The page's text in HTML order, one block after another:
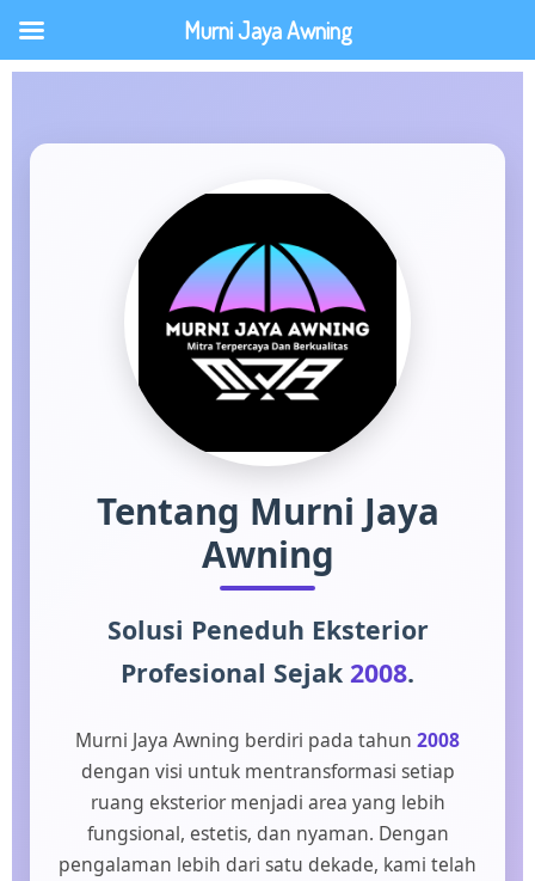
ke
konten
Tentang Murni Jaya
Awning
Solusi Peneduh Eksterior
Profesional Sejak 2008.
Murni Jaya Awning berdiri pada tahun 2008
dengan visi untuk mentransformasi setiap
ruang eksterior menjadi area yang lebih
fungsional, estetis, dan nyaman. Dengan
pengalaman lebih dari satu dekade, kami telah
Murni Jaya Awning